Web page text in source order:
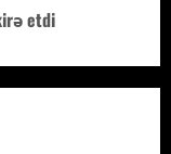
etdi